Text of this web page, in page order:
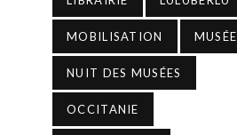
MOBILISATION MUSÉE
NUIT DES MUSÉES
OCCITANIE